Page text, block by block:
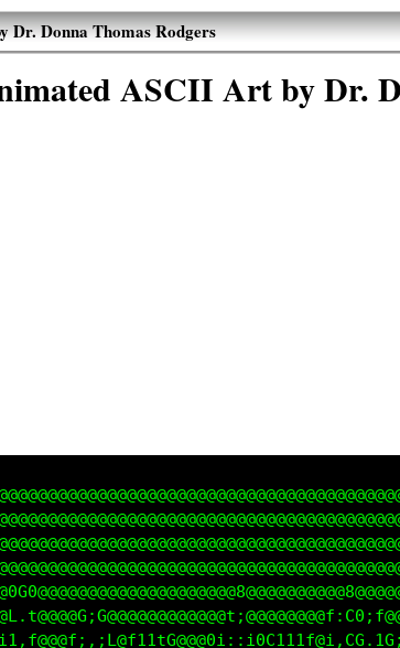
Dr. Donna Thomas Rodgers
ASCII Art by Dr.